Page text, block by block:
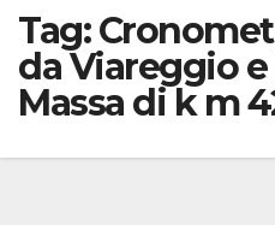
Tag:
da Viareggio
Massa di k m